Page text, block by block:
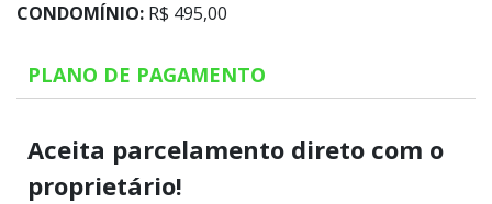
CONDOMÍNIO: R$ 495,00
PLANO DE PAGAMENTO
Aceita parcelamento direto com o
proprietário!